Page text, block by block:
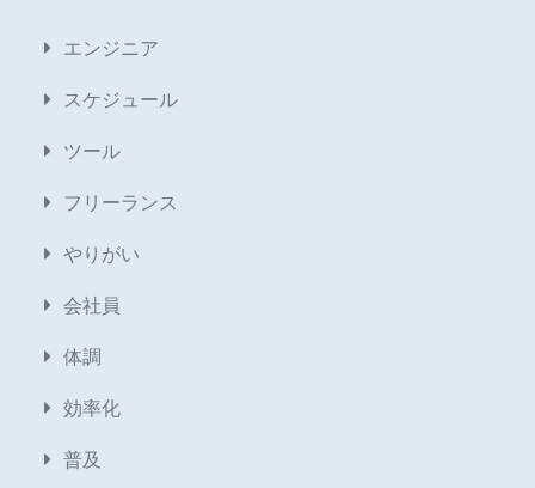
エンジニア
スケジュール
ツール
フリーランス
やりがい
会社員
体調
効率化
普及